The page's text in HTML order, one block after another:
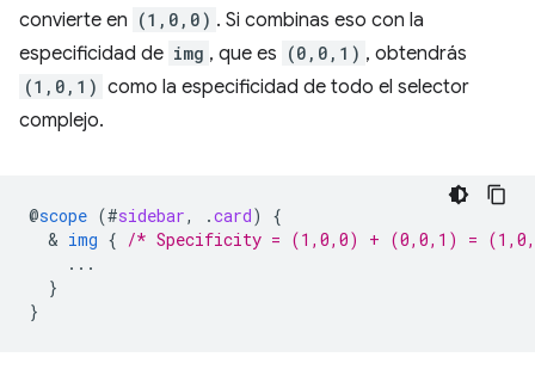
convierte en (1,0,0) . Si combinas eso con la
especificidad de img , que es (0,0,1) , obtendrás
(1,0,1) como la especificidad de todo el selector
complejo.
@scope (#sidebar, .card)
{
  &
img { /* Specificity = (1,0,0) + (0,0,1) =
...
}
}